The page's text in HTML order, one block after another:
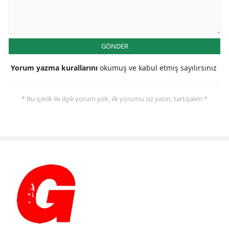
GÖNDER
Yorum yazma kurallarını okumuş ve kabul etmiş sayılırsınız
* Bu içerik ile ilgili yorum yok, ilk yorumu siz yazın, tartışalım *